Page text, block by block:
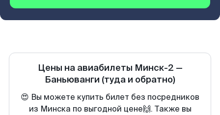
Цены на авиабилеты Минск-2 —
Баньюванги (туда и обратно)
😍 Вы можете купить билет без посредников
из Минска по выгодной цене🙌. Также вы